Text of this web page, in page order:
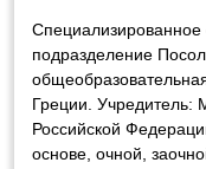
Специализированное
подразделение
Греции. Учредитель:
Российской
основе, очной,